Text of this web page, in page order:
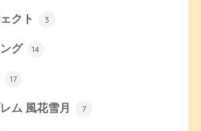
クト 3
グ 14
17
ム 風花雪月 7